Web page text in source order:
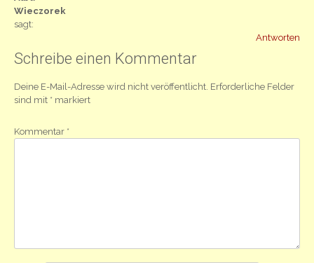
Wieczorek
sagt:
Antworten
Schreibe einen Kommentar
Deine E-Mail-Adresse wird nicht veröffentlicht. Erforderliche Felder
sind mit * markiert
Kommentar *